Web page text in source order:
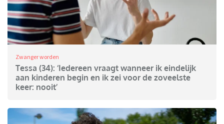
Zwanger worden
Tessa (34): ‘Iedereen vraagt wanneer ik eindelijk
aan kinderen begin en ik zei voor de zoveelste
keer: nooit’